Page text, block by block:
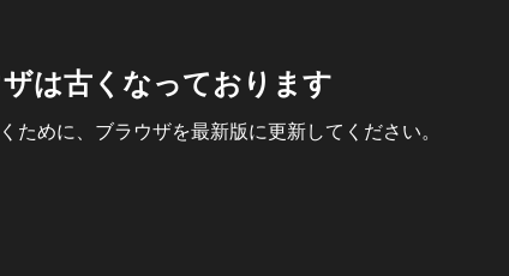
は古くなっております
めに、ブラウザを最新版に更新してください。